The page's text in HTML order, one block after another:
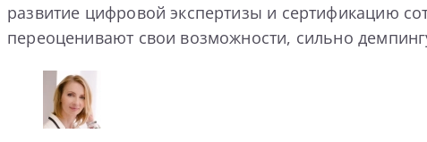
развитие цифровой экспертизы и сертификацию
переоценивают свои возможности, сильно